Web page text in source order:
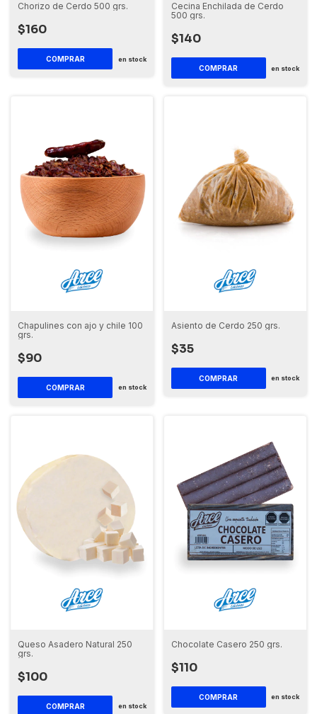
Chorizo de Cerdo 500 grs.
$160
en stock
Cecina Enchilada de Cerdo
500 grs.
$140
en stock
Chapulines con ajo y chile 100
grs.
$90
en stock
Asiento de Cerdo 250 grs.
$35
en stock
Queso Asadero Natural 250
grs.
$100
en stock
Chocolate Casero 250 grs.
$110
en stock